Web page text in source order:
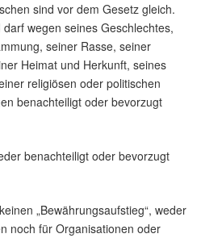
sind vor dem Gesetz gleich.
wegen seines Geschlechtes,
seiner Rasse, seiner
Heimat und Herkunft, seines
religiösen oder politischen
benachteiligt oder bevorzugt
benachteiligt oder bevorzugt
„Bewährungsaufstieg“, weder
noch für Organisationen oder